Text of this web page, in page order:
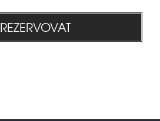
REZERVOVAT